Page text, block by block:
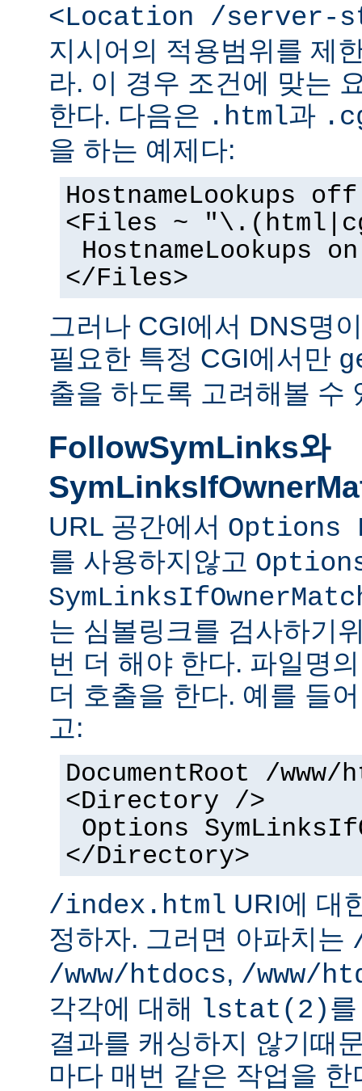
<Location /server-
지시어의 적용범위를 제
라. 이 경우 조건에 맞는
한다. 다음은 .html과
을 하는 예제다:
HostnameLookups off
<Files ~
HostnameLookups on
</Files>
그러나 CGI에서 DNS명
필요한 특정 CGI에서만
출을 하도록 고려해볼 수
FollowSymLinks와
URL 공간에서 Options
를 사용하지않고
는 심볼링크를 검사하기
번 더 해야 한다. 파일명
더 호출을 한다. 예를 들
고:
DocumentRoot /www/
<Directory />
Options
</Directory>
/index.html URI에 대
정하자. 그러면 아파치는
/www/htdocs, /www/
각각에 대해
lstat(2)
결과를 캐싱하지 않기때
마다 매번 같은 작업을